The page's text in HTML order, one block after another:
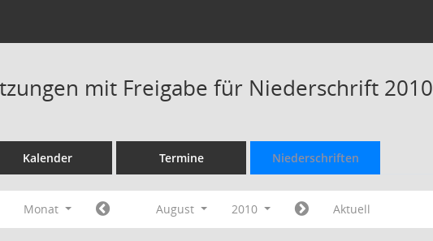
mit Freigabe für Niederschrift 2010
Kalender Termine Niederschriften
Monat August 2010 Aktuell